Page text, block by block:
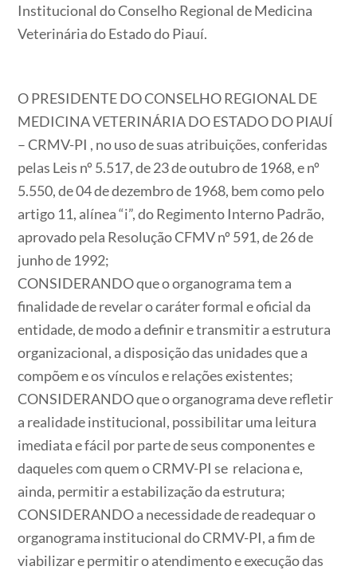
Institucional do Conselho Regional de Medicina
Veterinária do Estado do Piauí.
O PRESIDENTE DO CONSELHO REGIONAL DE
MEDICINA VETERINÁRIA DO ESTADO DO PIAUÍ
– CRMV-PI , no uso de suas atribuições, conferidas
pelas Leis nº 5.517, de 23 de outubro de 1968, e nº
5.550, de 04 de dezembro de 1968, bem como pelo
artigo 11, alínea “i”, do Regimento Interno Padrão,
aprovado pela Resolução CFMV nº 591, de 26 de
junho de 1992;
CONSIDERANDO que o organograma tem a
finalidade de revelar o caráter formal e oficial da
entidade, de modo a definir e transmitir a estrutura
organizacional, a disposição das unidades que a
compõem e os vínculos e relações existentes;
CONSIDERANDO que o organograma deve refletir
a realidade institucional, possibilitar uma leitura
imediata e fácil por parte de seus componentes e
daqueles com quem o CRMV-PI se relaciona e,
ainda, permitir a estabilização da estrutura;
CONSIDERANDO a necessidade de readequar o
organograma institucional do CRMV-PI, a fim de
viabilizar e permitir o atendimento e execução das